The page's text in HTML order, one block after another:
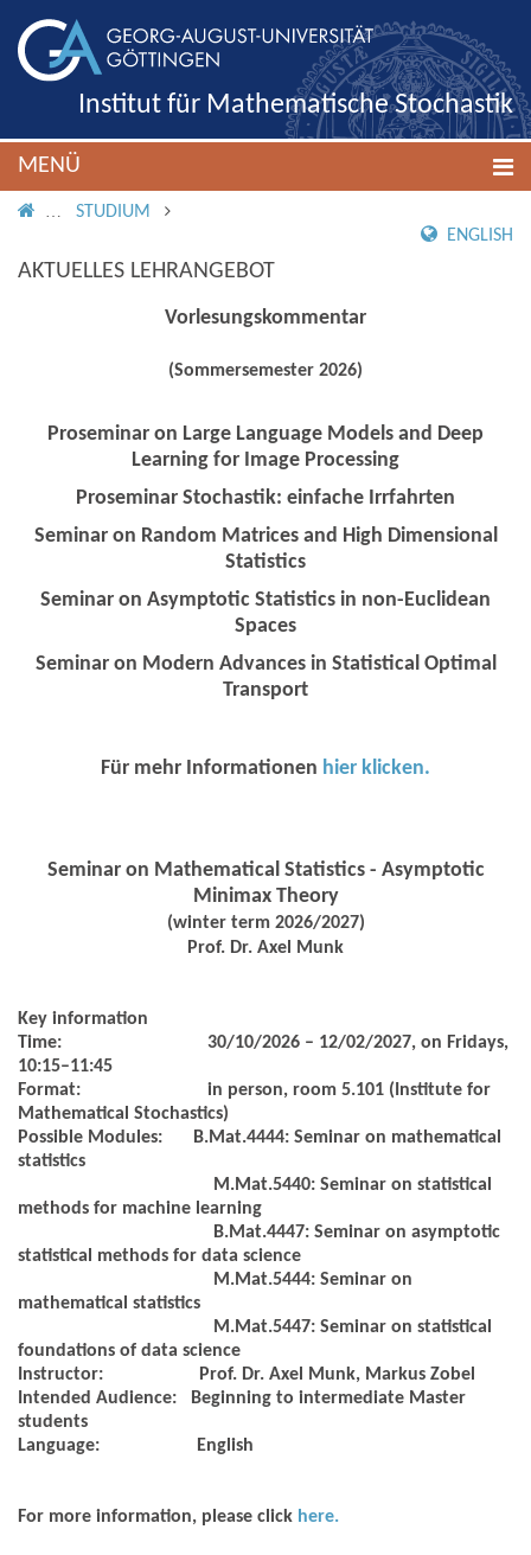
Institut für Mathematische Stochastik
MENÜ
IMS ROOT
STUDIUM
ENGLISH
AKTUELLES LEHRANGEBOT
Vorlesungskommentar
(Sommersemester 2026)
Proseminar on Large Language Models and Deep
Learning for Image Processing
Proseminar Stochastik: einfache Irrfahrten
Seminar on Random Matrices and High Dimensional
Statistics
Seminar on Asymptotic Statistics in non-Euclidean
Spaces
Seminar on Modern Advances in Statistical Optimal
Transport
Für mehr Informationen hier klicken.
Seminar on Mathematical Statistics - Asymptotic
Minimax Theory
(winter term 2026/2027)
Prof. Dr. Axel Munk
Key information
Time:
30/10/2026 – 12/02/2027, on Fridays,
10:15–11:45
Format:
in person, room 5.101 (Institute for
Mathematical Stochastics)
Possible Modules:
B.Mat.4444: Seminar on mathematical
statistics
M.Mat.5440: Seminar on statistical
methods for machine learning
B.Mat.4447: Seminar on asymptotic
statistical methods for data science
M.Mat.5444: Seminar on
mathematical statistics
M.Mat.5447: Seminar on statistical
foundations of data science
Instructor:
Prof. Dr. Axel Munk, Markus Zobel
Intended Audience:
Beginning to intermediate Master
students
Language:
English
For more information, please click here.